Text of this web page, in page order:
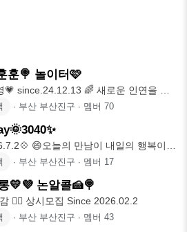
훈🍭 놀이터🩷
연을 만
∙ 부산 부산진구 ∙ 멤버 70
내일의 행복이
∙ 부산 부산진구 ∙ 멤버 17
💛💜 논알콜🍰🍭
🔷️ 💁‍♂️ 임시마감 💁‍♀️ 상시모집 Since 2026.02.2
∙ 부산 부산진구 ∙ 멤버 43